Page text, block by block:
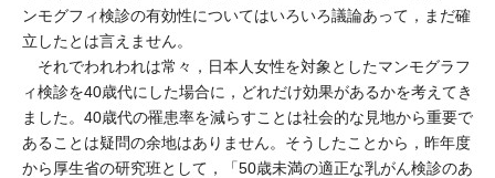
ンモグフィ検診の有効性についてはいろいろ議論あって，まだ確
立したとは言えません。
それでわれわれは常々，日本人女性を対象としたマンモグラフ
ィ検診を40歳代にした場合に，どれだけ効果があるかを考えてき
ました。40歳代の罹患率を減らすことは社会的な見地から重要で
あることは疑問の余地はありません。そうしたことから，昨年度
から厚生省の研究班として，「50歳未満の適正な乳がん検診のあ